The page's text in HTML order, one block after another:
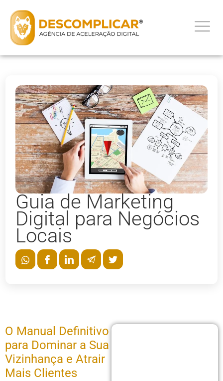
Guia de Marketing
Digital para Negócios
Locais
O Manual Definitivo
para Dominar a Sua
Vizinhança e Atrair
Mais Clientes